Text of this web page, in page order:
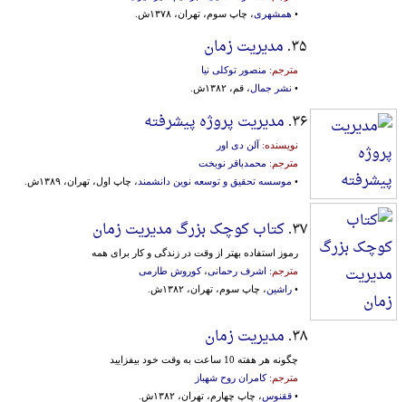
• همشهری، چاپ سوم، تهران، ۱۳۷۸ش.
۳۵. مدیریت زمان
مترجم: منصور توکلی نیا
• نشر جمال، قم، ۱۳۸۲ش.
۳۶. مدیریت پروژه پیشرفته
نویسنده: آلن دی اور
مترجم: محمدباقر نوبخت
• موسسه تحقیق و توسعه نوین دانشمند ، چاپ اول، تهران، ۱۳۸۹ش.
۳۷. کتاب کوچک بزرگ مدیریت زمان
رموز استفاده بهتر از وقت در زندگی و کار برای همه
مترجم: اشرف رحمانی،کوروش طارمی
• راشین، چاپ سوم، تهران، ۱۳۸۲ش.
۳۸. مدیریت زمان
چگونه هر هفته 10 ساعت به وقت خود بیفزایید
مترجم:کامران روح شهباز
• ققنوس، چاپ چهارم، تهران، ۱۳۸۲ش.